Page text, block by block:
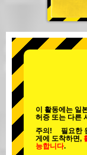
소개
회사 정보
도쿄 시나가
도쿄 아키하바
도쿄 시부야 애
도쿄 아사쿠
이 활동에는 일
허증 또는 다른
주의! 필요한
게에 도착하면,
능합니다.